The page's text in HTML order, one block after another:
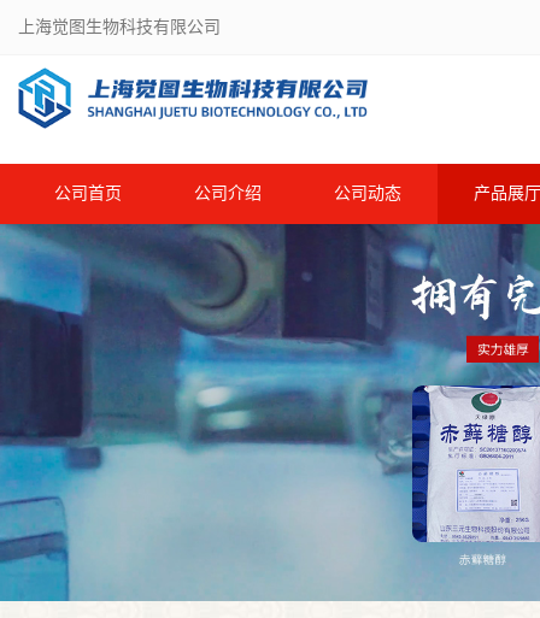
上海觉图生物科技有限公司
公司首页 公司介绍 公司动态 产品展厅